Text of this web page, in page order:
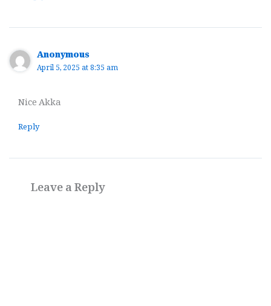
Anonymous
April 5, 2025 at 8:35 am
Nice Akka
Reply
Leave a Reply